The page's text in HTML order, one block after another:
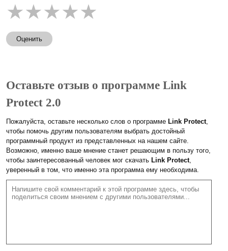
★★★★★
Оценить
Оставьте отзыв о программе Link
Protect 2.0
Пожалуйста, оставьте несколько слов о программе Link Protect,
чтобы помочь другим пользователям выбрать достойный
программный продукт из представленных на нашем сайте.
Возможно, именно ваше мнение станет решающим в пользу того,
чтобы заинтересованный человек мог скачать Link Protect,
уверенный в том, что именно эта программа ему необходима.